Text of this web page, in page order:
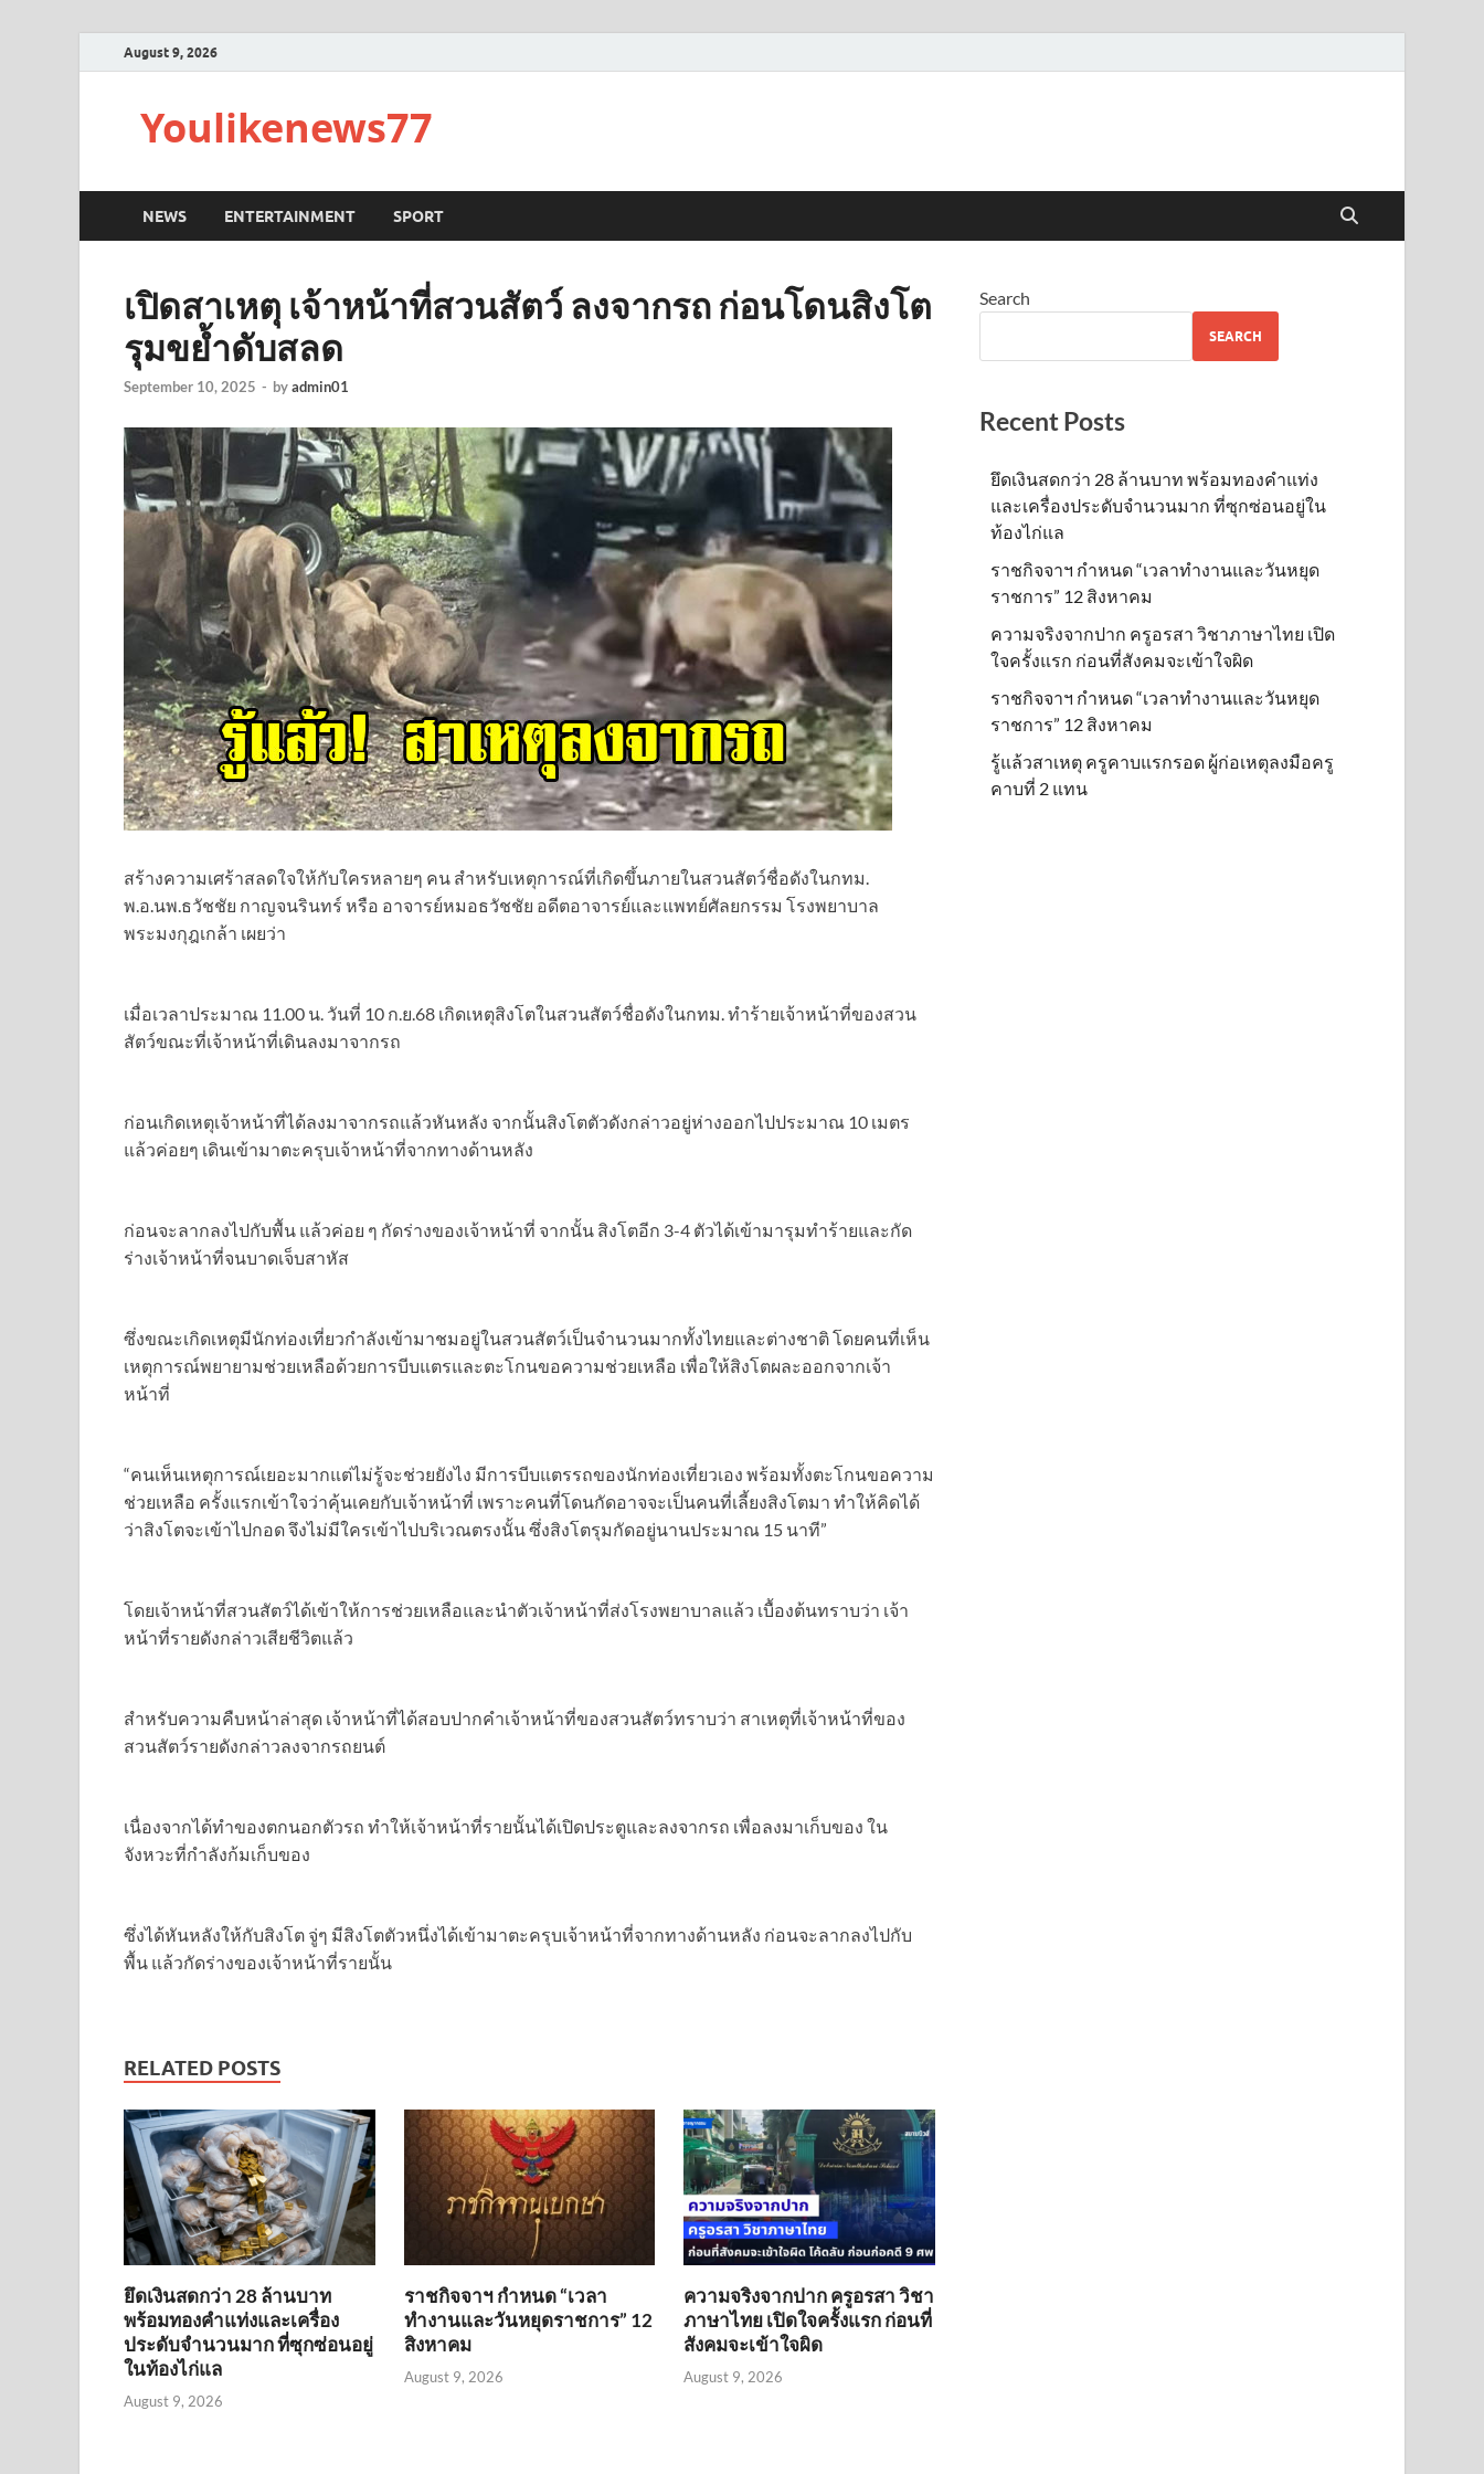
August 9, 2026
Youlikenews77
NEWS ENTERTAINMENT SPORT
เปิดสาเหตุ เจ้าหน้าที่สวนสัตว์ ลงจากรถ ก่อนโดนสิงโต
รุมขย้ำดับสลด
September 10, 2025 - byadmin01
สร้างความเศร้าสลดใจให้กับใครหลายๆ คน สำหรับเหตุการณ์ที่เกิดขึ้นภายในสวนสัตว์ชื่อดังในกทม.
พ.อ.นพ.ธวัชชัย กาญจนรินทร์ หรือ อาจารย์หมอธวัชชัย อดีตอาจารย์และแพทย์ศัลยกรรม โรงพยาบาล
พระมงกุฎเกล้า เผยว่า
เมื่อเวลาประมาณ 11.00 น. วันที่ 10 ก.ย.68 เกิดเหตุสิงโตในสวนสัตว์ชื่อดังในกทม. ทำร้ายเจ้าหน้าที่ของสวน
สัตว์ขณะที่เจ้าหน้าที่เดินลงมาจากรถ
ก่อนเกิดเหตุเจ้าหน้าที่ได้ลงมาจากรถแล้วหันหลัง จากนั้นสิงโตตัวดังกล่าวอยู่ห่างออกไปประมาณ 10 เมตร
แล้วค่อยๆ เดินเข้ามาตะครุบเจ้าหน้าที่จากทางด้านหลัง
ก่อนจะลากลงไปกับพื้น แล้วค่อย ๆ กัดร่างของเจ้าหน้าที่ จากนั้น สิงโตอีก 3-4 ตัวได้เข้ามารุมทำร้ายและกัด
ร่างเจ้าหน้าที่จนบาดเจ็บสาหัส
ซึ่งขณะเกิดเหตุมีนักท่องเที่ยวกำลังเข้ามาชมอยู่ในสวนสัตว์เป็นจำนวนมากทั้งไทยและต่างชาติ โดยคนที่เห็น
เหตุการณ์พยายามช่วยเหลือด้วยการบีบแตรและตะโกนขอความช่วยเหลือ เพื่อให้สิงโตผละออกจากเจ้า
หน้าที่
“คนเห็นเหตุการณ์เยอะมากแต่ไม่รู้จะช่วยยังไง มีการบีบแตรรถของนักท่องเที่ยวเอง พร้อมทั้งตะโกนขอความ
ช่วยเหลือ ครั้งแรกเข้าใจว่าคุ้นเคยกับเจ้าหน้าที่ เพราะคนที่โดนกัดอาจจะเป็นคนที่เลี้ยงสิงโตมา ทำให้คิดได้
ว่าสิงโตจะเข้าไปกอด จึงไม่มีใครเข้าไปบริเวณตรงนั้น ซึ่งสิงโตรุมกัดอยู่นานประมาณ 15 นาที”
โดยเจ้าหน้าที่สวนสัตว์ได้เข้าให้การช่วยเหลือและนำตัวเจ้าหน้าที่ส่งโรงพยาบาลแล้ว เบื้องต้นทราบว่า เจ้า
หน้าที่รายดังกล่าวเสียชีวิตแล้ว
สำหรับความคืบหน้าล่าสุด เจ้าหน้าที่ได้สอบปากคำเจ้าหน้าที่ของสวนสัตว์ทราบว่า สาเหตุที่เจ้าหน้าที่ของ
สวนสัตว์รายดังกล่าวลงจากรถยนต์
เนื่องจากได้ทำของตกนอกตัวรถ ทำให้เจ้าหน้าที่รายนั้นได้เปิดประตูและลงจากรถ เพื่อลงมาเก็บของ ใน
จังหวะที่กำลังก้มเก็บของ
ซึ่งได้หันหลังให้กับสิงโต จู่ๆ มีสิงโตตัวหนึ่งได้เข้ามาตะครุบเจ้าหน้าที่จากทางด้านหลัง ก่อนจะลากลงไปกับ
พื้น แล้วกัดร่างของเจ้าหน้าที่รายนั้น
RELATED POSTS
ยึดเงินสดกว่า 28 ล้านบาท
พร้อมทองคำแท่งและเครื่อง
ประดับจำนวนมาก ที่ซุกซ่อนอยู่
ในท้องไก่แล
August 9, 2026
ราชกิจจาฯ กำหนด “เวลา
ทำงานและวันหยุดราชการ” 12
สิงหาคม
August 9, 2026
ความจริงจากปาก ครูอรสา วิชา
ภาษาไทย เปิดใจครั้งแรก ก่อนที่
สังคมจะเข้าใจผิด
August 9, 2026
Search
SEARCH
Recent Posts
ยึดเงินสดกว่า 28 ล้านบาท พร้อมทองคำแท่ง
และเครื่องประดับจำนวนมาก ที่ซุกซ่อนอยู่ใน
ท้องไก่แล
ราชกิจจาฯ กำหนด “เวลาทำงานและวันหยุด
ราชการ” 12 สิงหาคม
ความจริงจากปาก ครูอรสา วิชาภาษาไทย เปิด
ใจครั้งแรก ก่อนที่สังคมจะเข้าใจผิด
ราชกิจจาฯ กำหนด “เวลาทำงานและวันหยุด
ราชการ” 12 สิงหาคม
รู้แล้วสาเหตุ ครูคาบแรกรอด ผู้ก่อเหตุลงมือครู
คาบที่ 2 แทน